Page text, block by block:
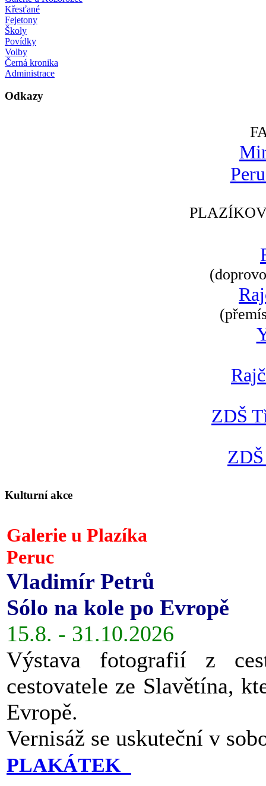
Křesťané
Fejetony
Školy
Povídky
Volby
Černá kronika
Administrace
Odkazy
ZDŠ
Kulturní akce
Galerie u Plazíka
Peruc
Vladimír Petrů
Sólo na kole po Evropě
15.8. - 31.10.2026
Výstava fotografií z
cestovatele ze Slavětína,
Evropě.
Vernisáž se uskuteční v
PLAKÁTEK